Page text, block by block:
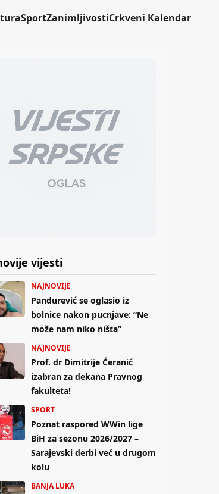
SportZanimljivostiCrkveni Kalendar
vijesti
NAJNOVIJE
Pandurević se oglasio iz
bolnice nakon pucnjave: “Ne
može nam niko ništa”
NAJNOVIJE
Prof. dr Dimitrije Ćeranić
izabran za dekana Pravnog
fakulteta!
SPORT
Poznat raspored WWin lige
BiH za sezonu 2026/2027 –
Sarajevski derbi već u drugom
kolu
BANJA LUKA